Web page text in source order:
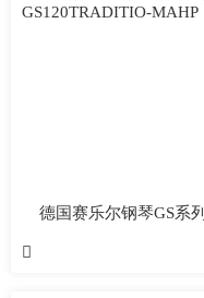
德国赛乐尔钢琴GS系列
